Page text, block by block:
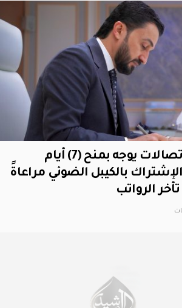
وزير الاتصالات يوجه بمنح (7) أيام
بالكيبل الضوئي مراعاةً
الرواتب